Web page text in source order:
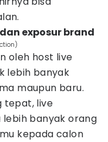
exposur brand
oleh host live
lebih banyak
maupun baru.
tepat, live
lebih banyak orang
kepada calon